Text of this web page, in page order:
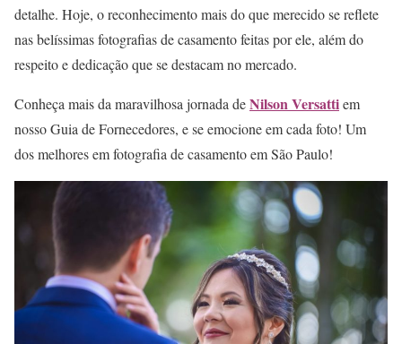
detalhe. Hoje, o reconhecimento mais do que merecido se reflete
nas belíssimas fotografias de casamento feitas por ele, além do
respeito e dedicação que se destacam no mercado.
Conheça mais da maravilhosa jornada deNilson Versattiem
nosso Guia de Fornecedores, e se emocione em cada foto! Um
dos melhores em fotografia de casamento em São Paulo!